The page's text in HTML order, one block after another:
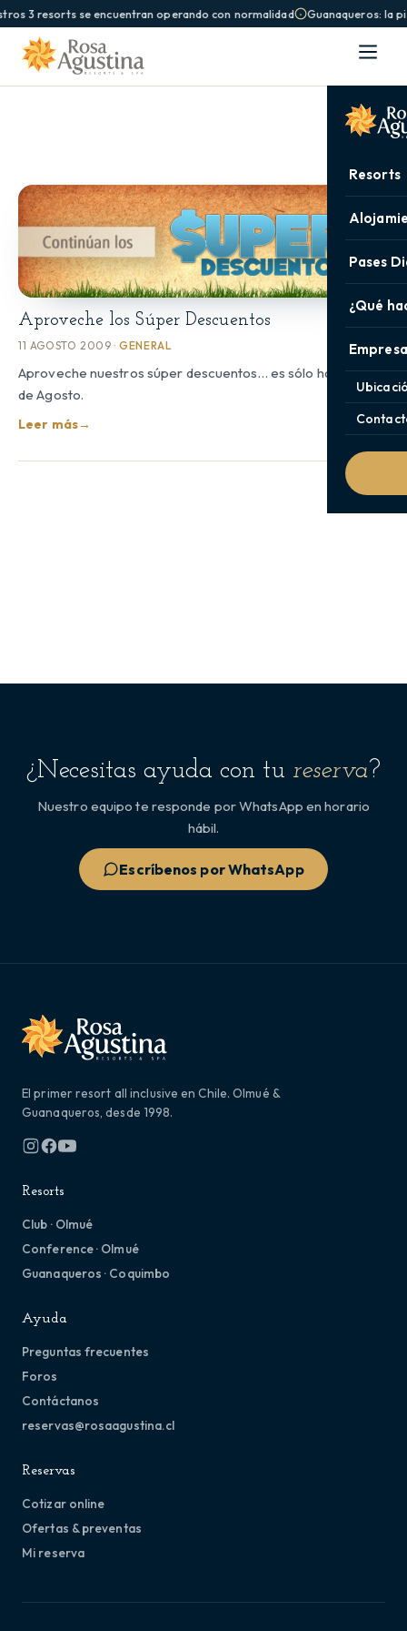
3 resorts se encuentran operando con normalidad Guanaqueros: la
Resorts
Pases
¿Qué
Aproveche los Súper Descuentos
11 AGOSTO 2009 ·GENERAL
Aproveche nuestros súper descuentos… es sólo hasta fines
de Agosto.
Leer más→
¿Necesitas ayuda con tu reserva?
Nuestro equipo te responde por WhatsApp en horario
hábil.
Escríbenos por WhatsApp
El primer resort all inclusive en Chile. Olmué &
Guanaqueros, desde 1998.
Resorts
Club · Olmué
Conference · Olmué
Guanaqueros · Coquimbo
Ayuda
Preguntas frecuentes
Foros
Contáctanos
reservas@rosaagustina.cl
Reservas
Cotizar online
Ofertas & preventas
Mi reserva